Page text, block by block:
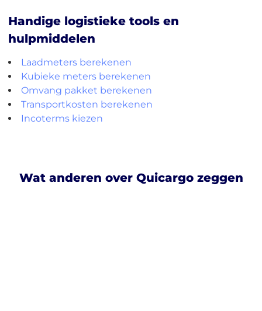
Handige logistieke tools en
hulpmiddelen
Laadmeters berekenen
Kubieke meters berekenen
Omvang pakket berekenen
Transportkosten berekenen
Incoterms kiezen
Wat anderen over Quicargo zeggen